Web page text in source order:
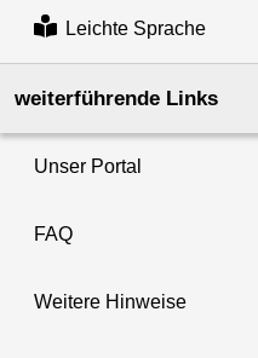
Leichte Sprache
weiterführende Links
Unser Portal
FAQ
Weitere Hinweise